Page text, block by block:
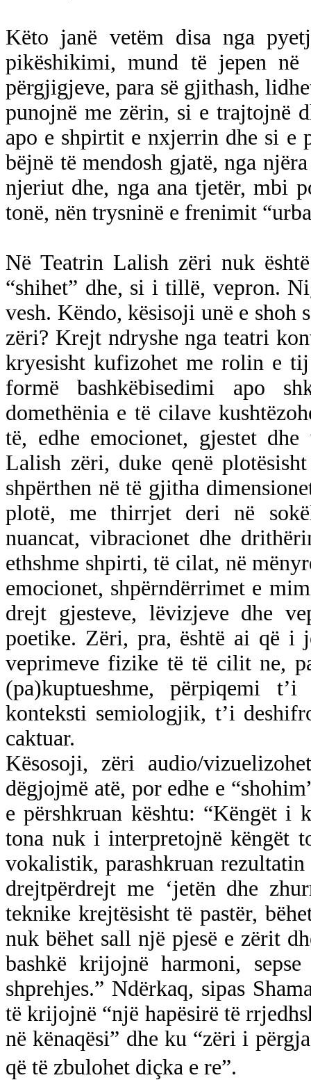
Këto janë vetëm disa nga
pikëshikimi, mund të jepen në
përgjigjeve, para së gjithash,
punojnë me zërin, si e trajtojnë
apo e shpirtit e nxjerrin dhe si e
bëjnë të mendosh gjatë, nga
njeriut dhe, nga ana tjetër, mbi
tonë, nën trysninë e frenimit
Në Teatrin Lalish zëri nuk
“shihet” dhe, si i tillë, vepron.
vesh. Këndo, kësisoji unë e shoh
zëri? Krejt ndryshe nga teatri
kryesisht kufizohet me rolin e
formë bashkëbisedimi apo
domethënia e të cilave
të, edhe emocionet, gjestet
Lalish zëri, duke qenë
shpërthen në të gjitha
plotë, me thirrjet deri në
nuancat, vibracionet dhe
ethshme shpirti, të cilat, në
emocionet, shpërndërrimet e
drejt gjesteve, lëvizjeve dhe
poetike. Zëri, pra, është ai që i
veprimeve fizike të të cilit ne,
(pa)kuptueshme, përpiqemi
konteksti semiologjik, t’i
caktuar.
Kësosoji, zëri audio/
dëgjojmë atë, por edhe e
e përshkruan kështu: “Këngët i
tona nuk i interpretojnë këngët
vokalistik, parashkruan
drejtpërdrejt me ‘jetën dhe
teknike krejtësisht të pastër,
nuk bëhet sall një pjesë e zërit
bashkë krijojnë harmoni,
shprehjes.” Ndërkaq, sipas
të krijojnë “një hapësirë të
në kënaqësi” dhe ku “zëri i
që të zbulohet diçka e re”.